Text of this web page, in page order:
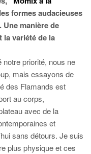
formes audacieuses
Une manière de
la variété de la
priorité, nous ne
mais essayons de
des Flamands est
au corps,
avec de la
et
sans détours. Je suis
plus physique et ces